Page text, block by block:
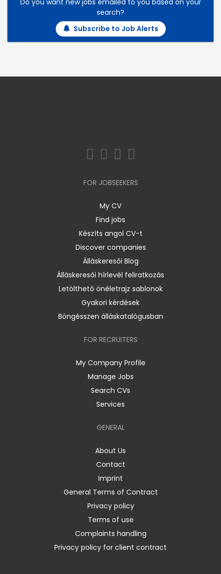
search?
Subscribe to Job Alerts
FOR JOBSEEKERS
My CV
Find jobs
Készíts angol CV-t
Discover companies
Álláskeresői Blog
Álláskeresői hírlevél feliratkozás
Letölthető önéletrajz sablonok
Gyakori kérdések
Böngésszen álláskatalógusban
FOR RECRUITERS
My Company Profile
Manage Jobs
Search CVs
Services
GENERAL
About Us
Contact
Imprint
General Terms of Contract
Privacy policy
Terms of use
Complaints handling
Privacy policy for client contract